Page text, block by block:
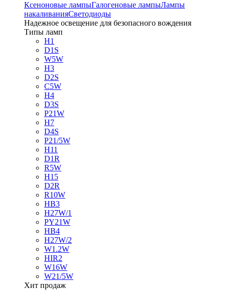
Ксеноновые лампыГалогеновые лампыЛампы
накаливанияСветодиоды
Надежное освещение для безопасного вождения
Типы ламп
H1
D1S
W5W
H3
D2S
C5W
H4
D3S
P21W
H7
D4S
P21/5W
H11
D1R
R5W
H15
D2R
R10W
HB3
H27W/1
PY21W
HB4
H27W/2
W1.2W
HIR2
W16W
W21/5W
Хит продаж